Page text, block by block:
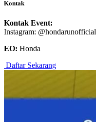
Kontak
Kontak Event:
Instagram: @hondarunofficial
EO: Honda
Daftar Sekarang